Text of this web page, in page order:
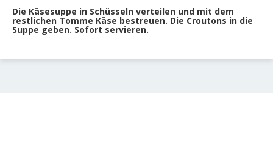
Die Käsesuppe in Schüsseln verteilen und mit dem
restlichen Tomme Käse bestreuen. Die Croutons in die
Suppe geben. Sofort servieren.